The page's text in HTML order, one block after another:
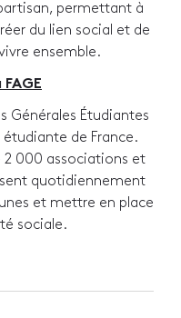
permettant à
du lien social et de
ensemble.
FAGE
Générales Étudiantes
de France.
2 000 associations et
quotidiennement
et mettre en place
sociale.